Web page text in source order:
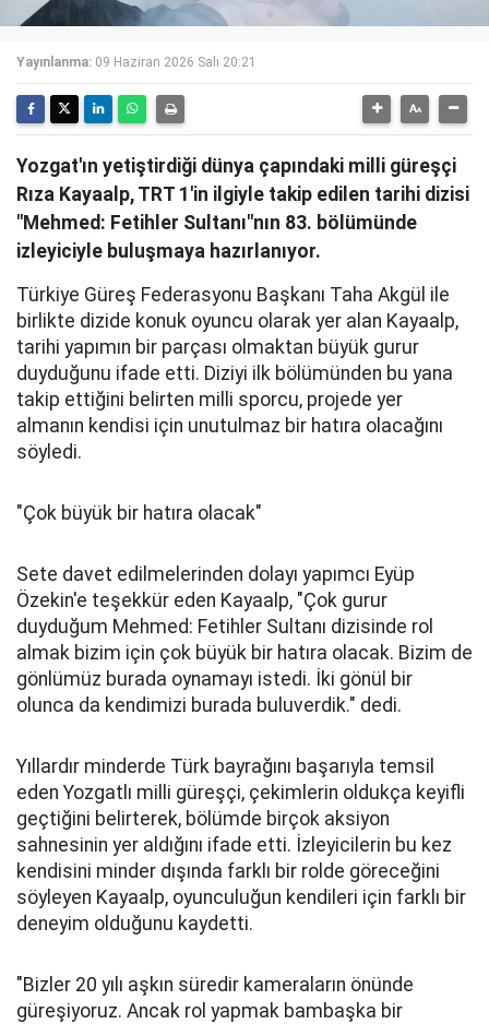
Yayınlanma: 09 Haziran 2026 Salı 20:21
Yozgat'ın yetiştirdiği dünya çapındaki milli güreşçi
Rıza Kayaalp, TRT 1'in ilgiyle takip edilen tarihi dizisi
"Mehmed: Fetihler Sultanı"nın 83. bölümünde
izleyiciyle buluşmaya hazırlanıyor.
Türkiye Güreş Federasyonu Başkanı Taha Akgül ile
birlikte dizide konuk oyuncu olarak yer alan Kayaalp,
tarihi yapımın bir parçası olmaktan büyük gurur
duyduğunu ifade etti. Diziyi ilk bölümünden bu yana
takip ettiğini belirten milli sporcu, projede yer
almanın kendisi için unutulmaz bir hatıra olacağını
söyledi.
"Çok büyük bir hatıra olacak"
Sete davet edilmelerinden dolayı yapımcı Eyüp
Özekin'e teşekkür eden Kayaalp, "Çok gurur
duyduğum Mehmed: Fetihler Sultanı dizisinde rol
almak bizim için çok büyük bir hatıra olacak. Bizim de
gönlümüz burada oynamayı istedi. İki gönül bir
olunca da kendimizi burada buluverdik." dedi.
Yıllardır minderde Türk bayrağını başarıyla temsil
eden Yozgatlı milli güreşçi, çekimlerin oldukça keyifli
geçtiğini belirterek, bölümde birçok aksiyon
sahnesinin yer aldığını ifade etti. İzleyicilerin bu kez
kendisini minder dışında farklı bir rolde göreceğini
söyleyen Kayaalp, oyunculuğun kendileri için farklı bir
deneyim olduğunu kaydetti.
"Bizler 20 yılı aşkın süredir kameraların önünde
güreşiyoruz. Ancak rol yapmak bambaşka bir